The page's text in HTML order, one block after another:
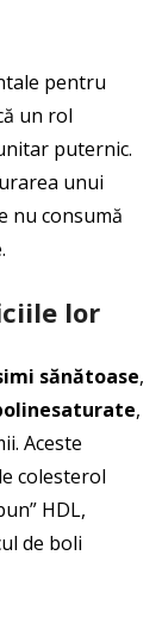
pentru
un rol
puternic.
unui
nu consumă
lor
sănătoase,
,
Aceste
colesterol
HDL,
de boli